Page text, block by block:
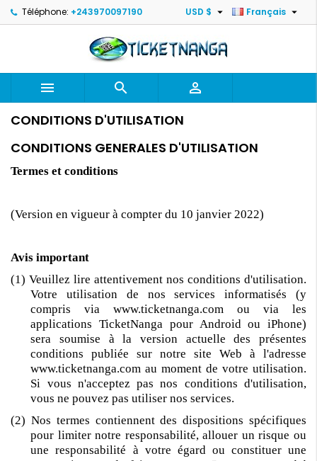
Téléphone: +243970097190 Français 
USD $ 
  
CONDITIONS D'UTILISATION
CONDITIONS GENERALES D'UTILISATION
Termes et conditions
(Version en vigueur à compter du 10 janvier 2022)
Avis important
(1) Veuillez lire attentivement nos conditions d'utilisation.
Votre utilisation de nos services informatisés (y
compris via www.ticketnanga.com ou via les
applications TicketNanga pour Android ou iPhone)
sera soumise à la version actuelle des présentes
conditions publiée sur notre site Web à l'adresse
www.ticketnanga.com au moment de votre utilisation.
Si vous n'acceptez pas nos conditions d'utilisation,
vous ne pouvez pas utiliser nos services.
(2) Nos termes contiennent des dispositions spécifiques
pour limiter notre responsabilité, allouer un risque ou
une responsabilité à votre égard ou constituer une